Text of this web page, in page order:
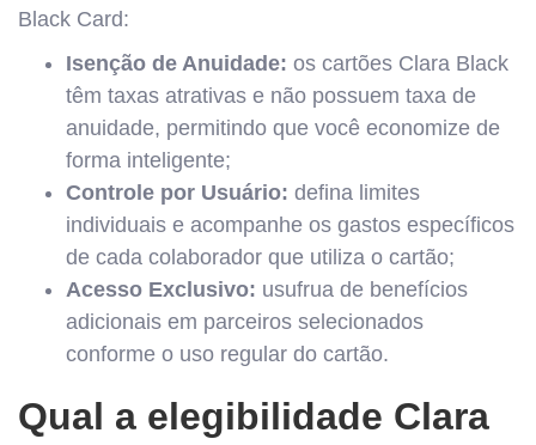
Black Card:
Isenção de Anuidade: os cartões Clara Black
têm taxas atrativas e não possuem taxa de
anuidade, permitindo que você economize de
forma inteligente;
Controle por Usuário: defina limites
individuais e acompanhe os gastos específicos
de cada colaborador que utiliza o cartão;
Acesso Exclusivo: usufrua de benefícios
adicionais em parceiros selecionados
conforme o uso regular do cartão.
Qual a elegibilidade Clara